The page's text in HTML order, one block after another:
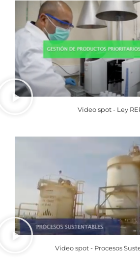
Video spot - Ley
Video spot - Procesos